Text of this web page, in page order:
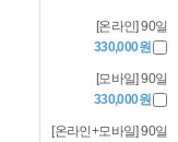
[온라인] 90일
330,000원
[모바일] 90일
330,000원
[온라인+모바일] 90일